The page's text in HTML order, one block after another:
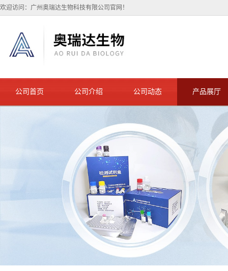
欢迎访问：广州奥瑞达生物科技有限公司官网！
公司首页 公司介绍 公司动态 产品展厅